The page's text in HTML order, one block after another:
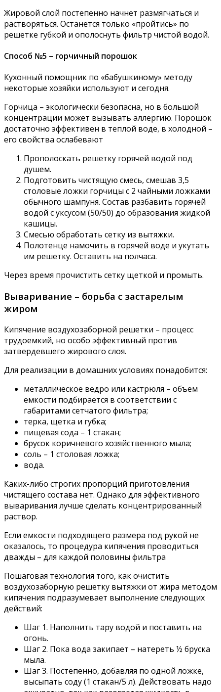
Жировой слой постепенно начнет размягчаться и
растворяться. Останется только «пройтись» по
решетке губкой и ополоснуть фильтр чистой водой.
Способ №5 – горчичный порошок
Кухонный помощник по «бабушкиному» методу
некоторые хозяйки используют и сегодня.
Горчица – экологически безопасна, но в большой
концентрации может вызывать аллергию. Порошок
достаточно эффективен в теплой воде, в холодной –
его свойства ослабевают
Прополоскать решетку горячей водой под
душем.
Подготовить чистящую смесь, смешав 3,5
столовые ложки горчицы с 2 чайными ложками
обычного шампуня. Состав разбавить горячей
водой с уксусом (50/50) до образования жидкой
кашицы.
Смесью обработать сетку из вытяжки.
Полотенце намочить в горячей воде и укутать
им решетку. Оставить на полчаса.
Через время прочистить сетку щеткой и промыть.
Вываривание – борьба с застарелым
жиром
Кипячение воздухозаборной решетки – процесс
трудоемкий, но особо эффективный против
затвердевшего жирового слоя.
Для реализации в домашних условиях понадобится:
металлическое ведро или кастрюля – объем
емкости подбирается в соответствии с
габаритами сетчатого фильтра;
терка, щетка и губка;
пищевая сода – 1 стакан;
брусок коричневого хозяйственного мыла;
соль – 1 столовая ложка;
вода.
Каких-либо строгих пропорций приготовления
чистящего состава нет. Однако для эффективного
вываривания лучше сделать концентрированный
раствор.
Если емкости подходящего размера под рукой не
оказалось, то процедура кипячения проводиться
дважды – для каждой половины фильтра
Пошаговая технология того, как очистить
воздухозаборную решетку вытяжки от жира методом
кипячения подразумевает выполнение следующих
действий:
Шаг 1. Наполнить тару водой и поставить на
огонь.
Шаг 2. Пока вода закипает – натереть ½ бруска
мыла.
Шаг 3. Постепенно, добавляя по одной ложке,
высыпать соду (1 стакан/5 л). Действовать надо